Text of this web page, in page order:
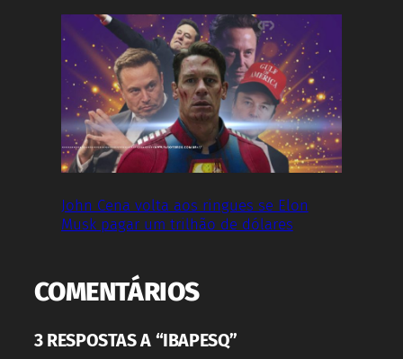
John Cena volta aos ringues se Elon
Musk pagar um trilhão de dólares
COMENTÁRIOS
3 RESPOSTAS A “IBAPESQ”